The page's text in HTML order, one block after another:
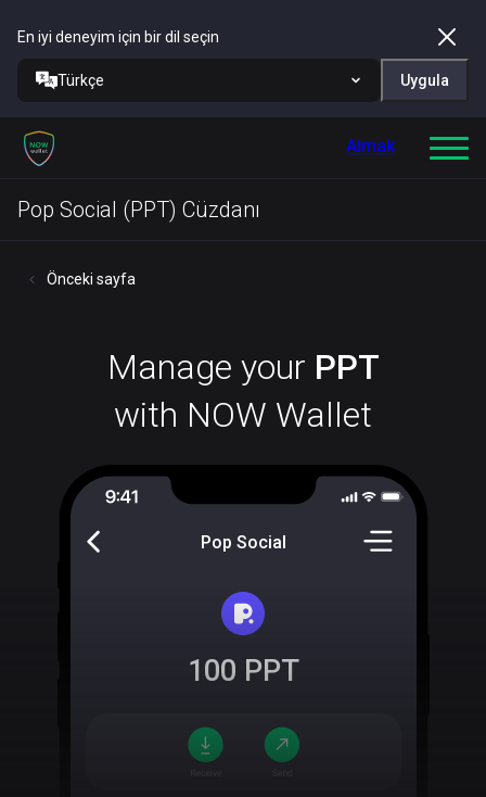
En iyi deneyim için bir dil seçin
Türkçe Uygula
Almak
Pop Social (PPT) Cüzdanı
Önceki sayfa
Manage your PPT
with NOW Wallet
Pop Social
100 PPT